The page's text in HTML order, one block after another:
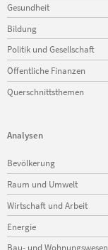
Gesundheit
Bildung
Politik und Gesellschaft
Öffentliche Finanzen
Querschnittsthemen
Analysen
Navigation
überspringen
Bevölkerung
Raum und Umwelt
Wirtschaft und Arbeit
Energie
Bau- und Wohnungswesen